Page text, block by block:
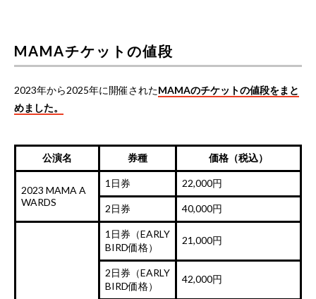
MAMAチケットの値段
2023年から2025年に開催されたMAMAのチケットの値段をまと
めました。
公演名 券種 価格（税込）
2023 MAMA A
WARDS
1日券 22,000円
2日券 40,000円
1日券（EARLY
BIRD価格）
21,000円
2日券（EARLY
BIRD価格）
42,000円